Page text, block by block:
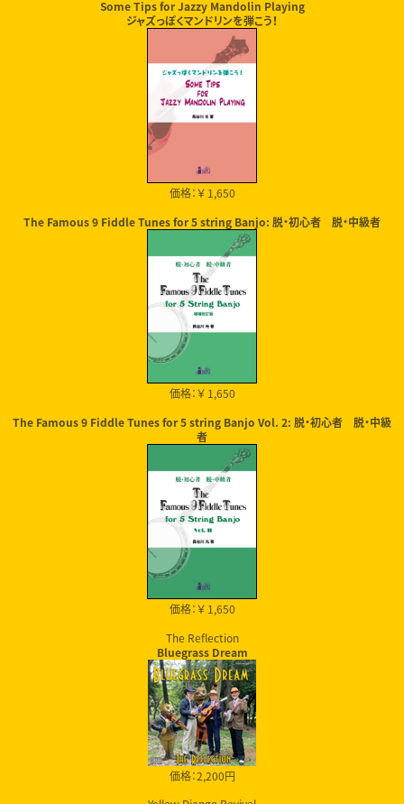
Some Tips for Jazzy Mandolin Playing
ジャズっぽくマンドリンを弾こう！
価格：￥ 1,650
The Famous 9 Fiddle Tunes for 5 string Banjo: 脱・初心者 脱・中級者
価格：￥ 1,650
The Famous 9 Fiddle Tunes for 5 string Banjo Vol. 2: 脱・初心者 脱・中級
者
価格：￥ 1,650
The Reflection
Bluegrass Dream
価格：2,200円